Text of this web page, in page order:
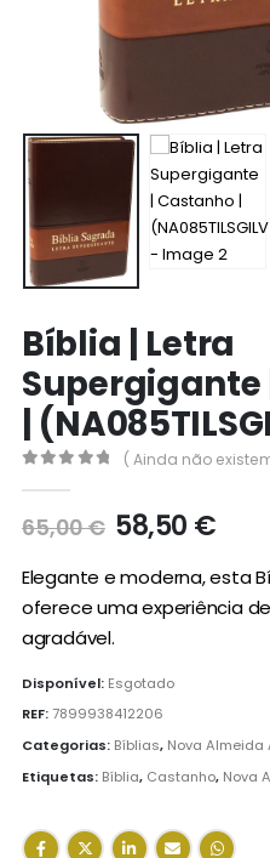
Bíblia | Letra
Supergigante
|
( Ainda não
65,00€ O
preço
original
era:
65,00 €.
58,50 €O
é:
Elegante e moderna, esta
oferece uma experiência
agradável.
Disponível: Esgotado
REF:7899938412206
Categorias: Bíblias, Nova
Etiquetas: Bíblia, Castanho, Nova